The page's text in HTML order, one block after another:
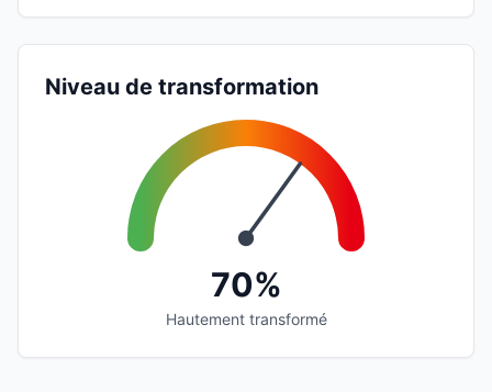
Niveau de transformation
70%
Hautement transformé